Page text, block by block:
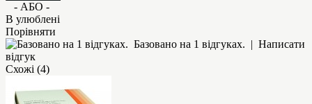
- АБО -
В улюблені
Порівняти
Базовано на 1 відгуках. | Написати
відгук
Схожі (4)